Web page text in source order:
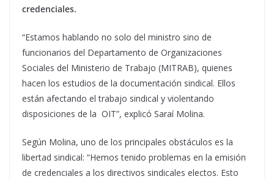
credenciales.
“Estamos hablando no solo del ministro sino de
funcionarios del Departamento de Organizaciones
Sociales del Ministerio de Trabajo (MITRAB), quienes
hacen los estudios de la documentación sindical. Ellos
están afectando el trabajo sindical y violentando
disposiciones de la OIT”, explicó Saraí Molina.
Según Molina, uno de los principales obstáculos es la
libertad sindical: “Hemos tenido problemas en la emisión
de credenciales a los directivos sindicales electos. Esto